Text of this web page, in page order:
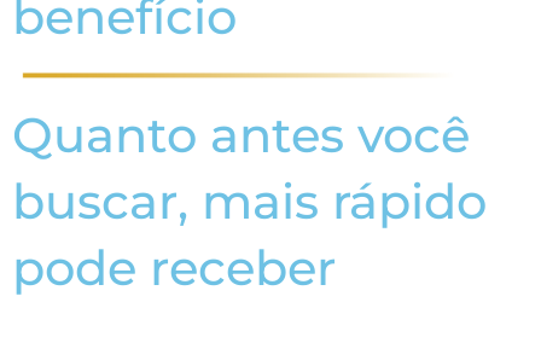
benefício
Quanto antes você
buscar, mais rápido
pode receber